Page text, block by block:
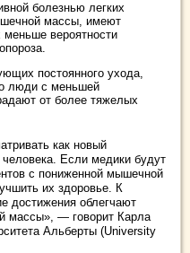
болезнью легких
массы, имеют
вероятности
постоянного ухода,
люди с меньшей
от более тяжелых
как новый
Если медики будут
с пониженной мышечной
их здоровье. К
достижения облегчают
массы», — говорит Карла
Альберты (University